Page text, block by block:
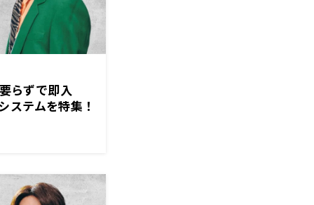
らずで即入
ステムを特集！